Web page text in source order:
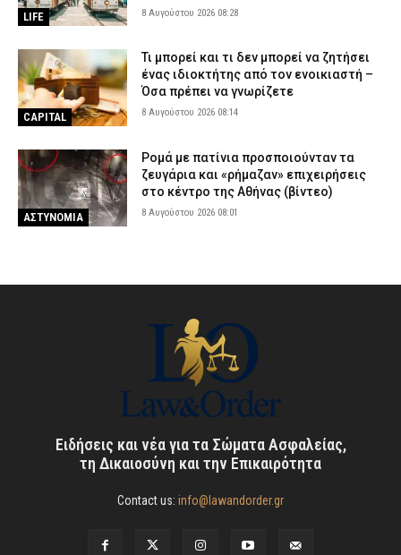
LIFE 8 Αυγούστου 2026 08:28
CAPITAL
Τι μπορεί και τι δεν μπορεί να ζητήσει
ένας ιδιοκτήτης από τον ενοικιαστή –
Όσα πρέπει να γνωρίζετε
8 Αυγούστου 2026 08:14
ΑΣΤΥΝΟΜΙΑ
Ρομά με πατίνια προσποιούνταν τα
ζευγάρια και «ρήμαζαν» επιχειρήσεις
στο κέντρο της Αθήνας (βίντεο)
8 Αυγούστου 2026 08:01
Ειδήσεις και νέα για τα Σώματα Ασφαλείας,
τη Δικαιοσύνη και την Επικαιρότητα
Contact us: info@lawandorder.gr